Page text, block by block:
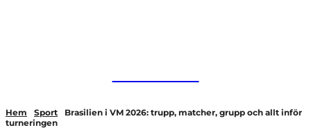
Hem Sport
Brasilien i VM 2026: trupp, matcher, grupp och allt inför
turneringen